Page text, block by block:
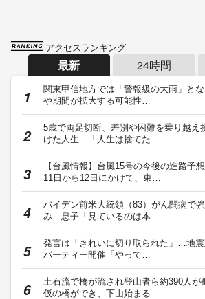
アクセスランキング
最新 24時間
関東甲信地方では「警報級の大雨」と
や期間が拡大する可能性…
5歳で両足切断、差別や困難を乗り越え
けた人生 「人生は捨てた…
【台風情報】台風15号の今後の進路予
11日から12日にかけて、東…
バイデン前米大統領（83）がん闘病で
み 息子「見ているのは本…
発言は「きれいに切り取られた」…地
パーティー開催「やって…
土石流で橋が流され登山者ら約390人
仮の橋ができ、下山始まる…